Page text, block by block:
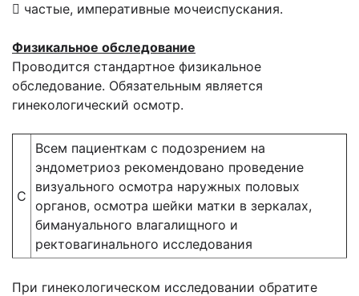
 частые, императивные мочеиспускания.
Физикальное обследование
Проводится стандартное физикальное
обследование. Обязательным является
гинекологический осмотр.
С
Всем пациенткам с подозрением на
эндометриоз рекомендовано проведение
визуального осмотра наружных половых
органов, осмотра шейки матки в зеркалах,
бимануального влагалищного и
ректовагинального исследования
При гинекологическом исследовании обратите